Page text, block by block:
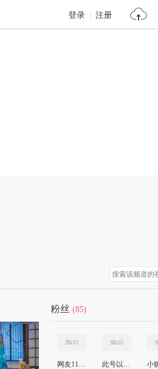
登录 注册
粉丝 (85)
网友11470284384070287 此号以封.勿扰.谢谢合作